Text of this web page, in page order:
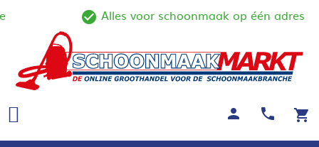
check_circle_outline
Alles voor schoonmaak op één adres
shopping_cart
call
person